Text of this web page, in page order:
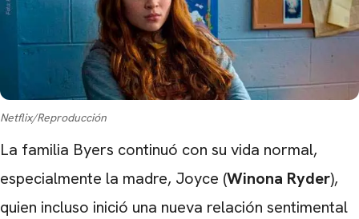
Netflix/Reproducción
La familia Byers continuó con su vida normal,
especialmente la madre, Joyce (Winona Ryder),
quien incluso inició una nueva relación sentimental